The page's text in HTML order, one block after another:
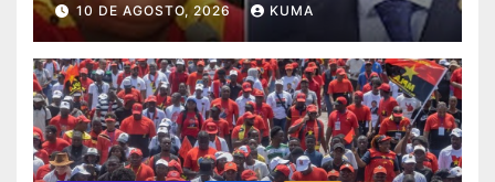
10 DE AGOSTO, 2026 KUMA